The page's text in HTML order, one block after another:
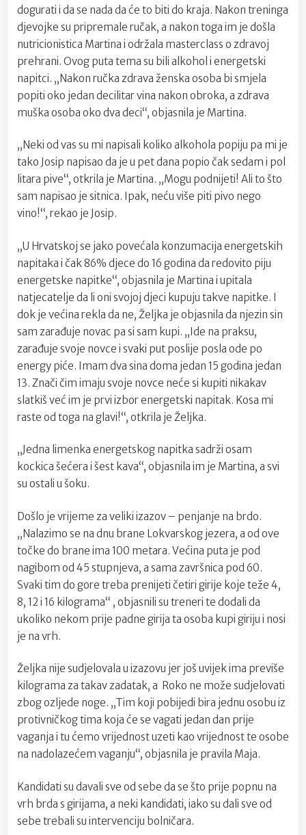
dogurati i da se nada da će to biti do kraja. Nakon treninga
djevojke su pripremale ručak, a nakon toga im je došla
nutricionistica Martina i održala masterclass o zdravoj
prehrani. Ovog puta tema su bili alkohol i energetski
napitci. „Nakon ručka zdrava ženska osoba bi smjela
popiti oko jedan decilitar vina nakon obroka, a zdrava
muška osoba oko dva deci“, objasnila je Martina.
„Neki od vas su mi napisali koliko alkohola popiju pa mi je
tako Josip napisao da je u pet dana popio čak sedam i pol
litara pive“, otkrila je Martina. „Mogu podnijeti! Ali to što
sam napisao je sitnica. Ipak, neću više piti pivo nego
vino!“, rekao je Josip.
„U Hrvatskoj se jako povećala konzumacija energetskih
napitaka i čak 86% djece do 16 godina da redovito piju
energetske napitke“, objasnila je Martina i upitala
natjecatelje da li oni svojoj djeci kupuju takve napitke. I
dok je većina rekla da ne, Željka je objasnila da njezin sin
sam zarađuje novac pa si sam kupi. „Ide na praksu,
zarađuje svoje novce i svaki put poslije posla ode po
energy piće. Imam dva sina doma jedan 15 godina jedan
13. Znači čim imaju svoje novce neće si kupiti nikakav
slatkiš već im je prvi izbor energetski napitak. Kosa mi
raste od toga na glavi!“, otkrila je Željka.
„Jedna limenka energetskog napitka sadrži osam
kockica šećera i šest kava“, objasnila im je Martina, a svi
su ostali u šoku.
Došlo je vrijeme za veliki izazov – penjanje na brdo.
„Nalazimo se na dnu brane Lokvarskog jezera, a od ove
točke do brane ima 100 metara. Većina puta je pod
nagibom od 45 stupnjeva, a sama završnica pod 60.
Svaki tim do gore treba prenijeti četiri girije koje teže 4,
8, 12 i 16 kilograma“ , objasnili su treneri te dodali da
ukoliko nekom prije padne girija ta osoba kupi giriju i nosi
je na vrh.
Željka nije sudjelovala u izazovu jer još uvijek ima previše
kilograma za takav zadatak, a Roko ne može sudjelovati
zbog ozljede noge. „Tim koji pobijedi bira jednu osobu iz
protivničkog tima koja će se vagati jedan dan prije
vaganja i tu ćemo vrijednost uzeti kao vrijednost te osobe
na nadolazećem vaganju“, objasnila je pravila Maja.
Kandidati su davali sve od sebe da se što prije popnu na
vrh brda s girijama, a neki kandidati, iako su dali sve od
sebe trebali su intervenciju bolničara.